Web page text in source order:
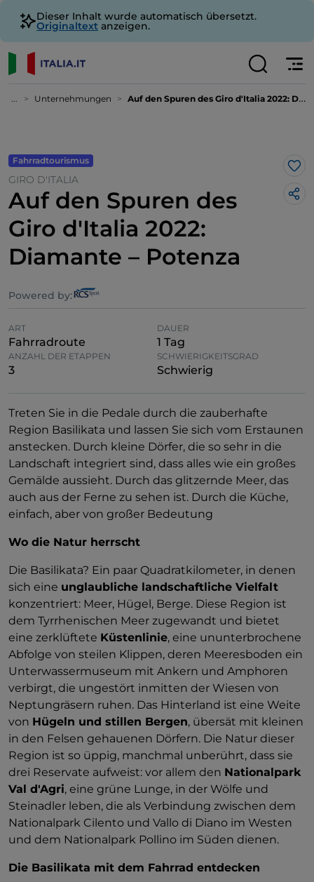
Dieser Inhalt wurde automatisch übersetzt.
Originaltext anzeigen.
... Unternehmungen Auf den Spuren des Giro d'Italia 2022: Diamante – Potenza
Fahrradtourismus
GIRO D'ITALIA
Auf den Spuren des
Giro d'Italia 2022:
Diamante – Potenza
Powered by:
ART
Fahrradroute
DAUER
1 Tag
ANZAHL DER ETAPPEN
3
SCHWIERIGKEITSGRAD
Schwierig
Treten Sie in die Pedale durch die zauberhafte
Region Basilikata und lassen Sie sich vom Erstaunen
anstecken. Durch kleine Dörfer, die so sehr in die
Landschaft integriert sind, dass alles wie ein großes
Gemälde aussieht. Durch das glitzernde Meer, das
auch aus der Ferne zu sehen ist. Durch die Küche,
einfach, aber von großer Bedeutung
Wo die Natur herrscht
Die Basilikata? Ein paar Quadratkilometer, in denen
sich eine unglaubliche landschaftliche Vielfalt
konzentriert: Meer, Hügel, Berge. Diese Region ist
dem Tyrrhenischen Meer zugewandt und bietet
eine zerklüftete Küstenlinie, eine ununterbrochene
Abfolge von steilen Klippen, deren Meeresboden ein
Unterwassermuseum mit Ankern und Amphoren
verbirgt, die ungestört inmitten der Wiesen von
Neptungräsern ruhen. Das Hinterland ist eine Weite
von Hügeln und stillen Bergen, übersät mit kleinen
in den Felsen gehauenen Dörfern. Die Natur dieser
Region ist so üppig, manchmal unberührt, dass sie
drei Reservate aufweist: vor allem den Nationalpark
Val d'Agri, eine grüne Lunge, in der Wölfe und
Steinadler leben, die als Verbindung zwischen dem
Nationalpark Cilento und Vallo di Diano im Westen
und dem Nationalpark Pollino im Süden dienen.
Die Basilikata mit dem Fahrrad entdecken